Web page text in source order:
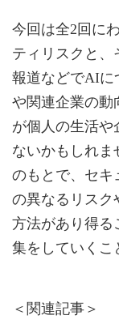
今回は全2回に
ティリスクと、
報道などでAIに
や関連企業の動
が個人の生活や
ないかもしれま
のもとで、セキ
の異なるリスク
方法があり得る
集をしていくこ
＜関連記事＞